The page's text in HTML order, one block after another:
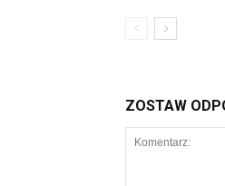
ZOSTAW